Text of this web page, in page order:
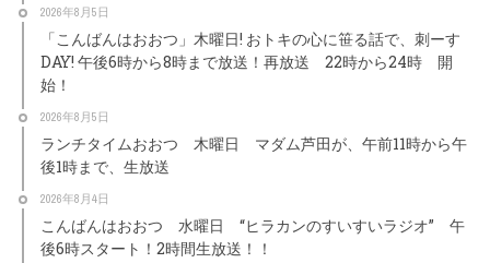
2026年8月5日
「こんばんはおおつ」木曜日! おトキの心に笹る話で、刺ーす
DAY! 午後6時から8時まで放送！再放送 22時から24時 開
始！
2026年8月5日
ランチタイムおおつ 木曜日 マダム芦田が、午前11時から午
後1時まで、生放送
2026年8月4日
こんばんはおおつ 水曜日 “ヒラカンのすいすいラジオ” 午
後6時スタート！2時間生放送！！